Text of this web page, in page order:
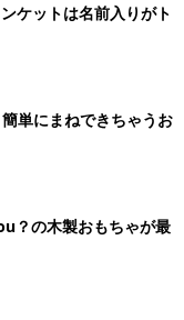
ケットは名前入りがト
単にまねできちゃうお
？の木製おもちゃが最